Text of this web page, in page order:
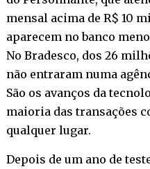
mensal acima de R$ 10
aparecem no banco
No Bradesco, dos 26
não entraram numa
São os avanços da
maioria das transações
qualquer lugar.
Depois de um ano de